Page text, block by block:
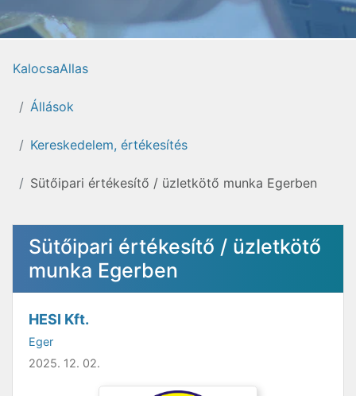
KalocsaAllas
Állások
Kereskedelem, értékesítés
Sütőipari értékesítő / üzletkötő munka Egerben
Sütőipari értékesítő / üzletkötő
munka Egerben
HESI Kft.
Eger
2025. 12. 02.